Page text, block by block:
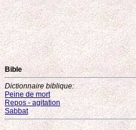
Bible
Dictionnaire biblique:
Peine de mort
Repos - agitation
Sabbat